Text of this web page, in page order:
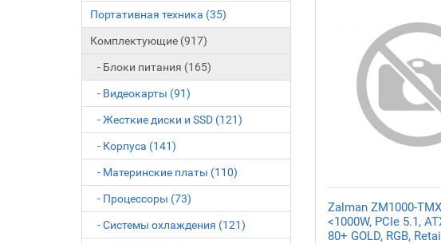
Портативная техника (35)
Комплектующие (917)
- Блоки питания (165)
- Видеокарты (91)
- Жесткие диски и SSD (121)
- Корпуса (141)
- Материнские платы (110)
- Процессоры (73)
- Системы охлаждения (121)
Zalman ZM1000-
<1000W, PCIe 5.1,
80+ GOLD, RGB,